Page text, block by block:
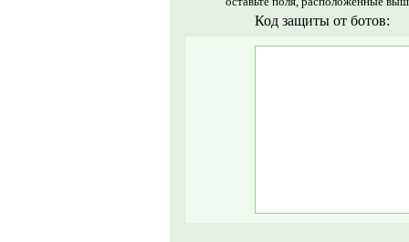
Код защиты от ботов: